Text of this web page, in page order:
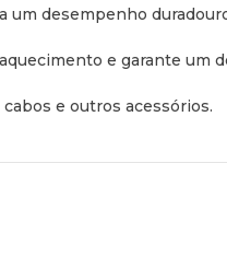
um desempenho
e garante um
e outros acessórios.